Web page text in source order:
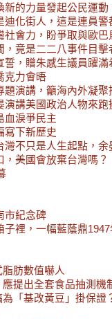
新的力量發起公民運動
化街人，這是連員
社會力，盼爭取與歐巴
，竟是二二八事件目擊
誓，贈朱感生議員躍滿
克力會晤
題演講，籲海內外凝聚
演講美國政治人物來跑
血淚爭民主
寫下新歷史
灣不只是人生起點，
美國會放棄台灣嗎？
市紀念碑
子裡，一幅藍蔭鼎
肪數值嚇人
提出全套食品抽測機
「基改黃豆」掛保證